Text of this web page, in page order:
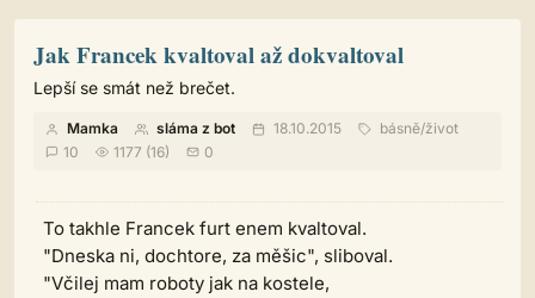
Jak Francek kvaltoval až dokvaltoval
Lepší se smát než brečet.
Mamka sláma z bot 18.10.2015 básně/život
10
1177 (16) 0
To takhle Francek furt enem kvaltoval.
"Dneska ni, dochtore, za měšic", sliboval.
"Včilej mam roboty jak na kostele,